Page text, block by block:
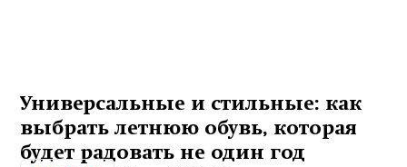
Универсальные и стильные: как
выбрать летнюю обувь, которая
будет радовать не один год